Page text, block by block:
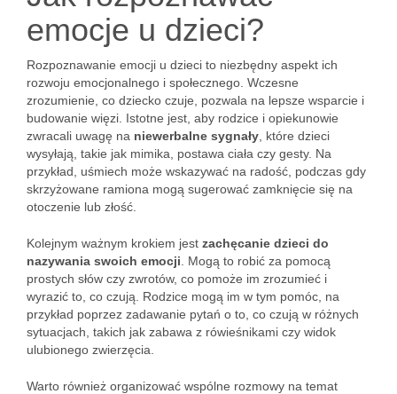
emocje u dzieci?
Rozpoznawanie emocji u dzieci to niezbędny aspekt ich
rozwoju emocjonalnego i społecznego. Wczesne
zrozumienie, co dziecko czuje, pozwala na lepsze wsparcie i
budowanie więzi. Istotne jest, aby rodzice i opiekunowie
zwracali uwagę na niewerbalne sygnały , które dzieci
wysyłają, takie jak mimika, postawa ciała czy gesty. Na
przykład, uśmiech może wskazywać na radość, podczas gdy
skrzyżowane ramiona mogą sugerować zamknięcie się na
otoczenie lub złość.
Kolejnym ważnym krokiem jest zachęcanie dzieci do
nazywania swoich emocji . Mogą to robić za pomocą
prostych słów czy zwrotów, co pomoże im zrozumieć i
wyrazić to, co czują. Rodzice mogą im w tym pomóc, na
przykład poprzez zadawanie pytań o to, co czują w różnych
sytuacjach, takich jak zabawa z rówieśnikami czy widok
ulubionego zwierzęcia.
Warto również organizować wspólne rozmowy na temat